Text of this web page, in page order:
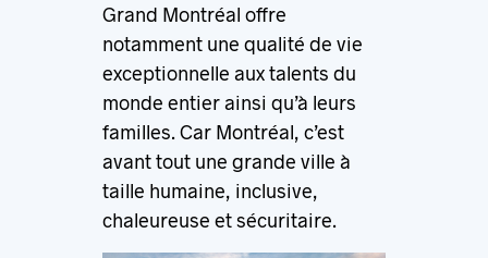
Grand Montréal offre
notamment une qualité de vie
exceptionnelle aux talents du
monde entier ainsi qu’à leurs
familles. Car Montréal, c’est
avant tout une grande ville à
taille humaine, inclusive,
chaleureuse et sécuritaire.